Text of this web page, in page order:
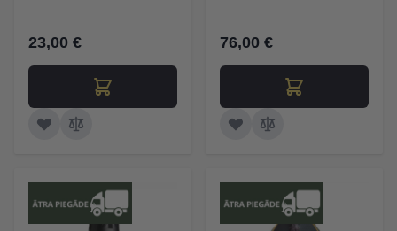
23,00 € 76,00 €